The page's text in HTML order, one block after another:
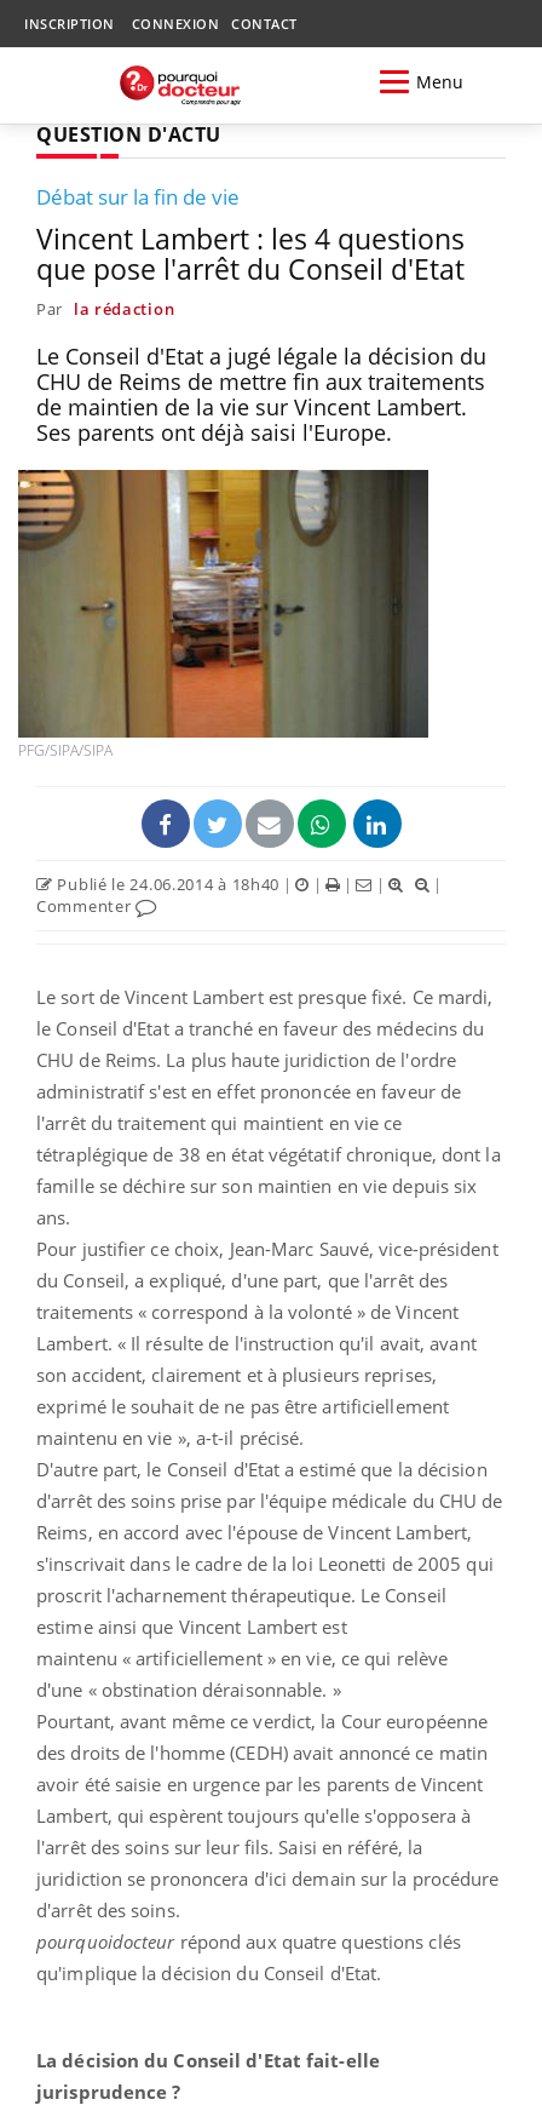
INSCRIPTION CONNEXION CONTACT
Menu
QUESTION D'ACTU
Débat sur la fin de vie
Vincent Lambert : les 4 questions
que pose l'arrêt du Conseil d'Etat
Par la rédaction
Le Conseil d'Etat a jugé légale la décision du
CHU de Reims de mettre fin aux traitements
de maintien de la vie sur Vincent Lambert.
Ses parents ont déjà saisi l'Europe.
PFG/SIPA/SIPA
Publié le 24.06.2014 à 18h40 | | | |
|
Commenter
Le sort de Vincent Lambert est presque fixé. Ce mardi,
le Conseil d'Etat a tranché en faveur des médecins du
CHU de Reims. La plus haute juridiction de l'ordre
administratif s'est en effet prononcée en faveur de
l'arrêt du traitement qui maintient en vie ce
tétraplégique de 38 en état végétatif chronique, dont la
famille se déchire sur son maintien en vie depuis six
ans.
Pour justifier ce choix, Jean-Marc Sauvé, vice-président
du Conseil, a expliqué, d'une part, que l'arrêt des
traitements « correspond à la volonté » de Vincent
Lambert. « Il résulte de l'instruction qu'il avait, avant
son accident, clairement et à plusieurs reprises,
exprimé le souhait de ne pas être artificiellement
maintenu en vie », a-t-il précisé.
D'autre part, le Conseil d'Etat a estimé que la décision
d'arrêt des soins prise par l'équipe médicale du CHU de
Reims, en accord avec l'épouse de Vincent Lambert,
s'inscrivait dans le cadre de la loi Leonetti de 2005 qui
proscrit l'acharnement thérapeutique. Le Conseil
estime ainsi que Vincent Lambert est
maintenu « artificiellement » en vie, ce qui relève
d'une « obstination déraisonnable. »
Pourtant, avant même ce verdict, la Cour européenne
des droits de l'homme (CEDH) avait annoncé ce matin
avoir été saisie en urgence par les parents de Vincent
Lambert, qui espèrent toujours qu'elle s'opposera à
l'arrêt des soins sur leur fils. Saisi en référé, la
juridiction se prononcera d'ici demain sur la procédure
d'arrêt des soins.
pourquoidocteurrépond aux quatre questions clés
qu'implique la décision du Conseil d'Etat.
La décision du Conseil d'Etat fait-elle
jurisprudence ?